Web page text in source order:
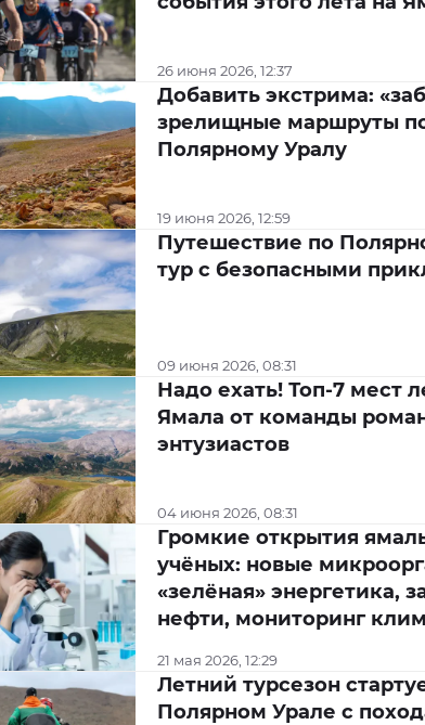
26 июня 2026, 12:37
Добавить экстрима:
зрелищные маршруты
Полярному Уралу
19 июня 2026, 12:59
Путешествие по
тур с безопасными
09 июня 2026, 08:31
Надо ехать! Топ-7 мест
Ямала от команды
энтузиастов
04 июня 2026, 08:31
Громкие открытия
учёных: новые
«зелёная» энергетика,
нефти, мониторинг
21 мая 2026, 12:29
Летний турсезон
Полярном Урале с